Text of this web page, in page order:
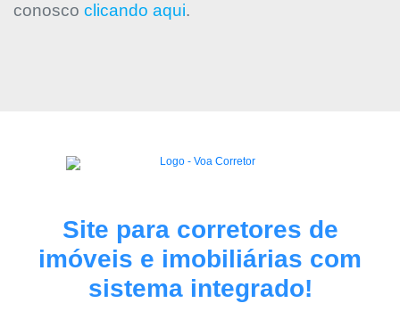
conosco clicando aqui.
Site para corretores de
imóveis e imobiliárias com
sistema integrado!